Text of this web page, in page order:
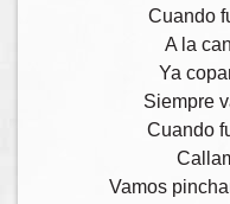
Cuando
A la
Ya
Siempre
Cuando
Vamos